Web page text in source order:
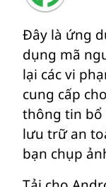
Đây là ứng
dụng mã
lại các vi
cung cấp
thông tin bổ
lưu trữ an
bạn chụp